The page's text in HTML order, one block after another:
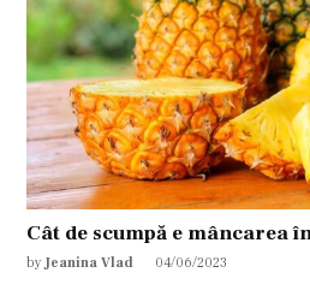
Cât de scumpă e mâncarea
by Jeanina Vlad 04/06/2023